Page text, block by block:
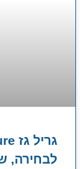
לבחירה,